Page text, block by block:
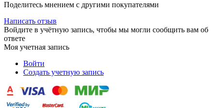
Поделитесь мнением с другими покупателями
Написать отзыв
Войдите в учётную запись, чтобы мы могли сообщить вам об
ответе
Моя учетная запись
Войти
Создать учетную запись